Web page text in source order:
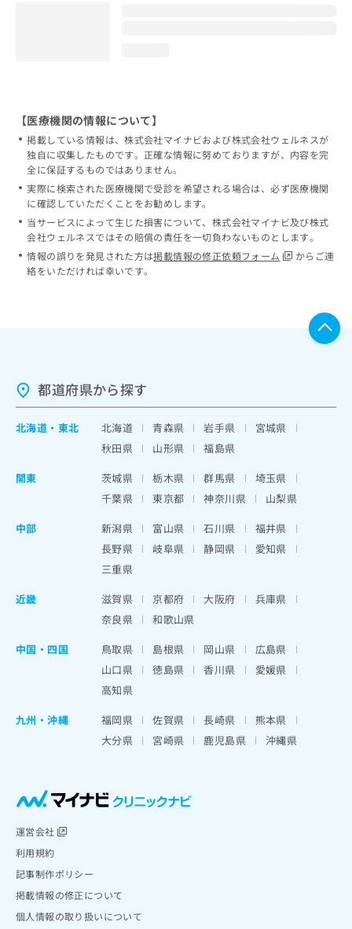
【医療機関の情報について】
掲載している情報は、株式会社マイナビおよび株式会社ウェルネスが
独自に収集したものです。正確な情報に努めておりますが、内容を完
全に保証するものではありません。
実際に検索された医療機関で受診を希望される場合は、必ず医療機関
に確認していただくことをお勧めします。
当サービスによって生じた損害について、株式会社マイナビ及び株式
会社ウェルネスではその賠償の責任を一切負わないものとします。
情報の誤りを発見された方は掲載情報の修正依頼フォーム
からご連
絡をいただければ幸いです。
都道府県から探す
北海道 ・ 東北 北海道 青森県 岩手県
宮城県
秋田県
山形県
福島県
関東
茨城県 栃木県 群馬県
埼玉県
千葉県
東京都 神奈川県
山梨県
中部
新潟県 富山県 石川県
福井県
長野県
岐阜県 静岡県
愛知県
三重県
近畿
滋賀県 京都府 大阪府
兵庫県
奈良県
和歌山県
中国・四国
鳥取県 島根県 岡山県
広島県
山口県
徳島県 香川県
愛媛県
高知県
九州・沖縄
福岡県 佐賀県 長崎県
熊本県
大分県
宮崎県 鹿児島県 沖縄県
運営会社
利用規約
記事制作ポリシー
掲載情報の修正について
個人情報の取り扱いについて